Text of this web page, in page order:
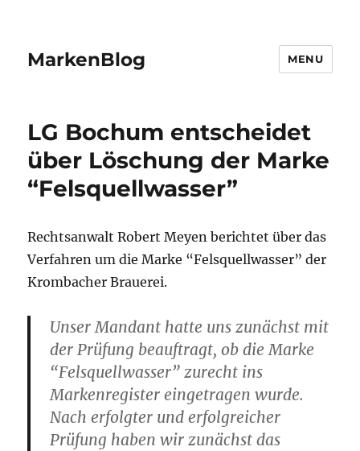
MarkenBlog MENU
LG Bochum entscheidet
über Löschung der Marke
“Felsquellwasser”
Rechtsanwalt Robert Meyen berichtet über das
Verfahren um die Marke “Felsquellwasser” der
Krombacher Brauerei.
Unser Mandant hatte uns zunächst mit
der Prüfung beauftragt, ob die Marke
“Felsquellwasser” zurecht ins
Markenregister eingetragen wurde.
Nach erfolgter und erfolgreicher
Prüfung haben wir zunächst das